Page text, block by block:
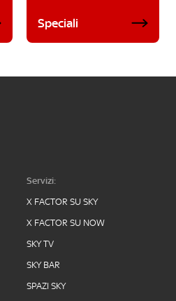
Speciali
Servizi:
X FACTOR SU SKY
X FACTOR SU NOW
SKY TV
SKY BAR
SPAZI SKY